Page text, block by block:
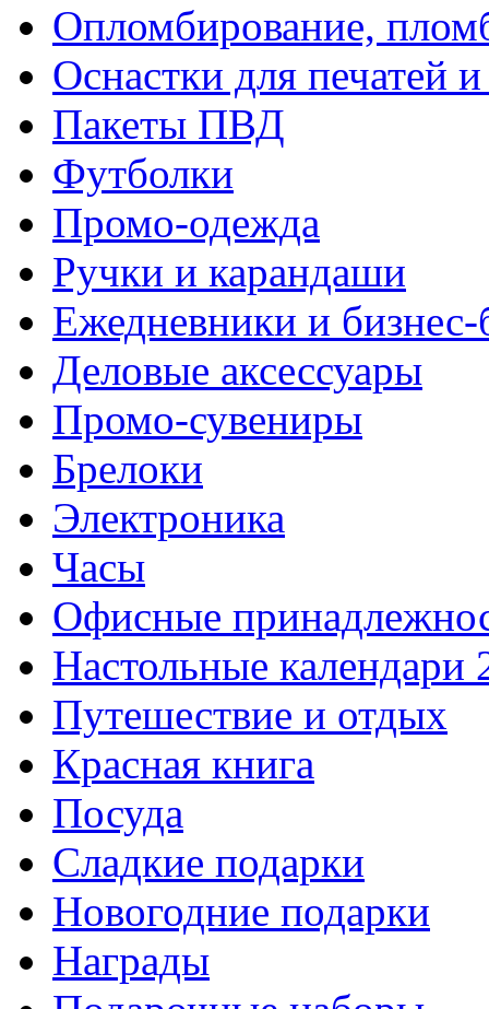
Опломбирование,
Оснастки для печатей
Пакеты ПВД
Футболки
Промо-одежда
Ручки и карандаши
Ежедневники и
Деловые аксессуары
Промо-сувениры
Брелоки
Электроника
Часы
Офисные
Настольные календари
Путешествие и отдых
Красная книга
Посуда
Сладкие подарки
Новогодние подарки
Награды